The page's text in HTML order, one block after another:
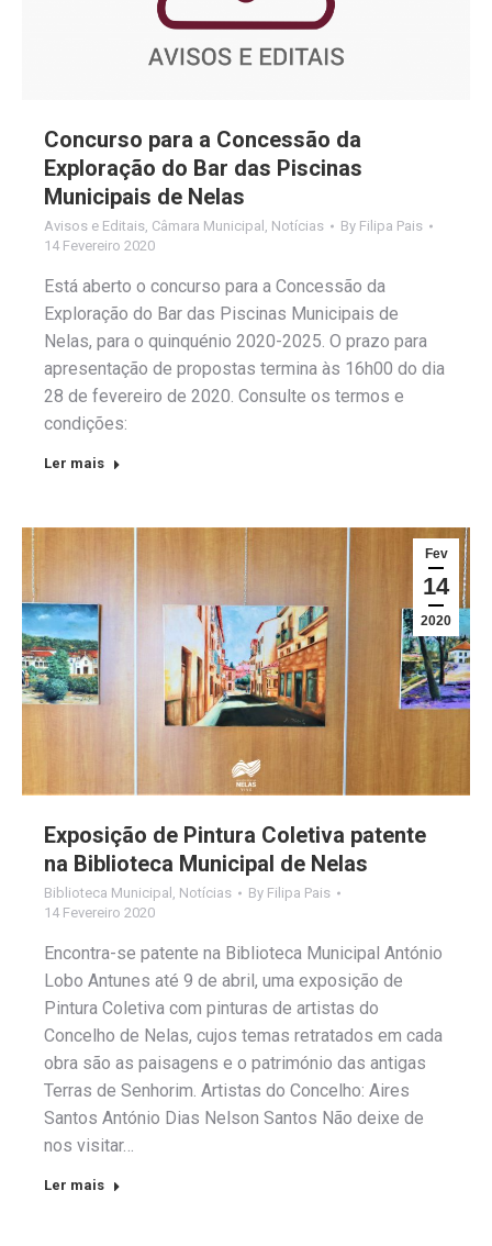
Concurso para a Concessão da
Exploração do Bar das Piscinas
Municipais de Nelas
Avisos e Editais Câmara Municipal Notícias By Filipa Pais
14 Fevereiro 2020
Está aberto o concurso para a Concessão da
Exploração do Bar das Piscinas Municipais de
Nelas, para o quinquénio 2020-2025. O prazo para
apresentação de propostas termina às 16h00 do dia
28 de fevereiro de 2020. Consulte os termos e
condições:
Ler mais
Fev
14
2020
Exposição de Pintura Coletiva patente
na Biblioteca Municipal de Nelas
Biblioteca Municipal Notícias By Filipa Pais
14 Fevereiro 2020
Encontra-se patente na Biblioteca Municipal António
Lobo Antunes até 9 de abril, uma exposição de
Pintura Coletiva com pinturas de artistas do
Concelho de Nelas, cujos temas retratados em cada
obra são as paisagens e o património das antigas
Terras de Senhorim. Artistas do Concelho: Aires
Santos António Dias Nelson Santos Não deixe de
nos visitar…
Ler mais